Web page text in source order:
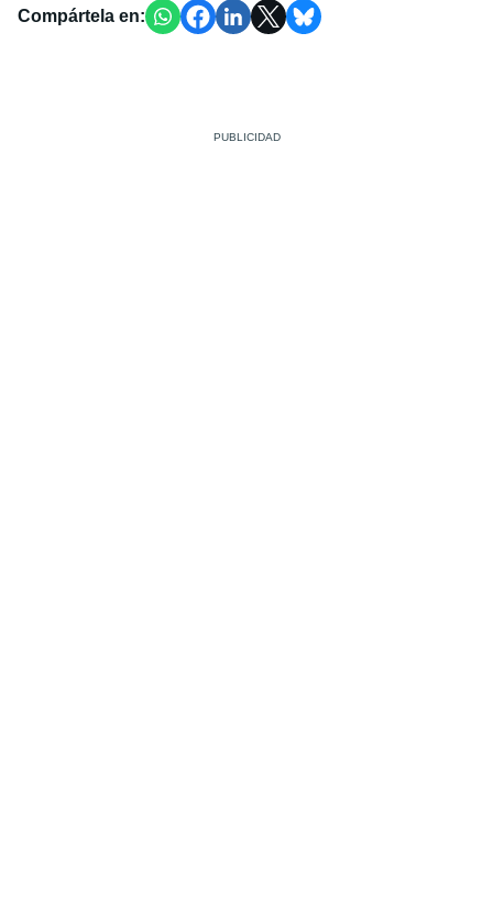
Compártela en: